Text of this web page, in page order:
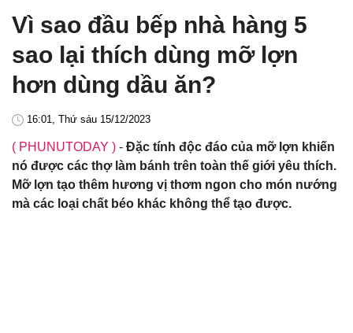
Vì sao đầu bếp nhà hàng 5
sao lại thích dùng mỡ lợn
hơn dùng dầu ăn?
16:01, Thứ sáu 15/12/2023
( PHUNUTODAY ) - Đặc tính độc đáo của mỡ lợn khiến
nó được các thợ làm bánh trên toàn thế giới yêu thích.
Mỡ lợn tạo thêm hương vị thơm ngon cho món nướng
mà các loại chất béo khác không thể tạo được.